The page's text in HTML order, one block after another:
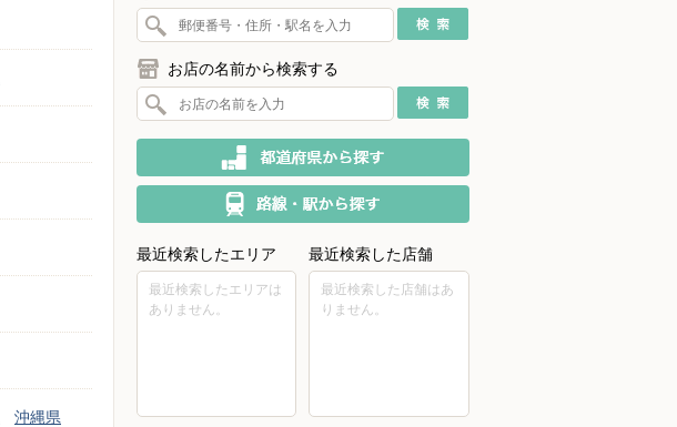
沖縄県
お店の名前から検索する
最近検索したエリア
最近検索したエリアは
ありません。
最近検索した店舗
最近検索した店舗はあ
りません。